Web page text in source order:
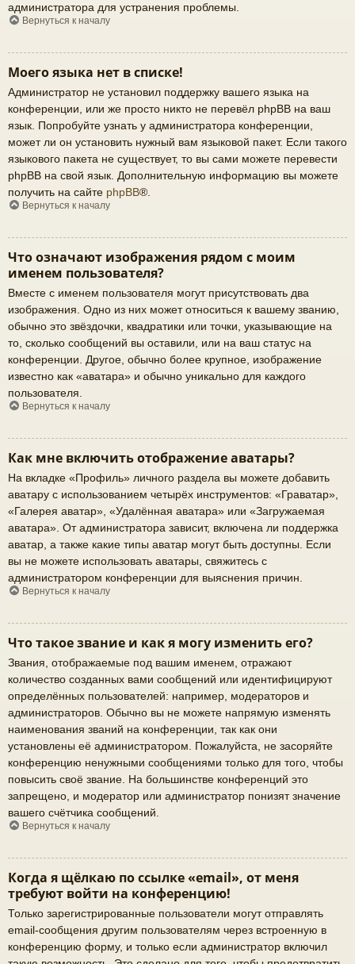
администратора для устранения проблемы.
Вернуться к началу
Моего языка нет в списке!
Администратор не установил поддержку вашего языка на
конференции, или же просто никто не перевёл phpBB на ваш
язык. Попробуйте узнать у администратора конференции,
может ли он установить нужный вам языковой пакет. Если такого
языкового пакета не существует, то вы сами можете перевести
phpBB на свой язык. Дополнительную информацию вы можете
получить на сайте phpBB®.
Вернуться к началу
Что означают изображения рядом с моим
именем пользователя?
Вместе с именем пользователя могут присутствовать два
изображения. Одно из них может относиться к вашему званию,
обычно это звёздочки, квадратики или точки, указывающие на
то, сколько сообщений вы оставили, или на ваш статус на
конференции. Другое, обычно более крупное, изображение
известно как «аватара» и обычно уникально для каждого
пользователя.
Вернуться к началу
Как мне включить отображение аватары?
На вкладке «Профиль» личного раздела вы можете добавить
аватару с использованием четырёх инструментов: «Граватар»,
«Галерея аватар», «Удалённая аватара» или «Загружаемая
аватара». От администратора зависит, включена ли поддержка
аватар, а также какие типы аватар могут быть доступны. Если
вы не можете использовать аватары, свяжитесь с
администратором конференции для выяснения причин.
Вернуться к началу
Что такое звание и как я могу изменить его?
Звания, отображаемые под вашим именем, отражают
количество созданных вами сообщений или идентифицируют
определённых пользователей: например, модераторов и
администраторов. Обычно вы не можете напрямую изменять
наименования званий на конференции, так как они
установлены её администратором. Пожалуйста, не засоряйте
конференцию ненужными сообщениями только для того, чтобы
повысить своё звание. На большинстве конференций это
запрещено, и модератор или администратор понизят значение
вашего счётчика сообщений.
Вернуться к началу
Когда я щёлкаю по ссылке «email», от меня
требуют войти на конференцию!
Только зарегистрированные пользователи могут отправлять
email-сообщения другим пользователям через встроенную в
конференцию форму, и только если администратор включил